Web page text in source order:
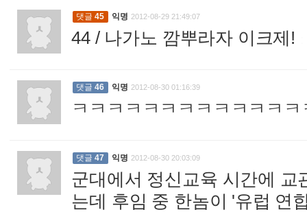
댓글 45 익명 2012-08-29 21:49:07
44 / 나가노 깜뿌라자 이크제!
댓글 46 익명 2012-08-30 01:16:39
ㅋㅋㅋㅋㅋㅋㅋㅋㅋㅋㅋㅋ
댓글 47 익명 2012-08-30 20:03:09
군대에서 정신교육 시간에
는데 후임 중 한놈이 '유럽 연